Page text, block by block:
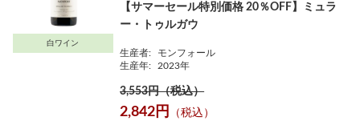
白ワイン
【サマーセール特別価格 20％OFF】ミュラ
ー・トゥルガウ
生産者:
モンフォール
生産年:
2023年
3,553円（税込）
2,842円 （税込）